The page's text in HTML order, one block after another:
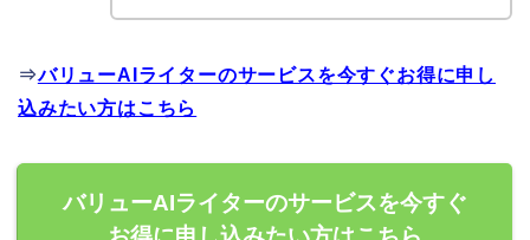
⇒バリューAIライターのサービスを今すぐお得に申し
込みたい方はこちら
バリューAIライターのサービスを今すぐ